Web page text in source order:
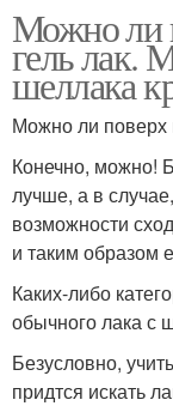
Можно ли
гель лак.
шеллака
Можно ли поверх
Конечно, можно!
лучше, а в
возможности
и таким образом
Каких-либо
обычного лака с
Безусловно,
придтся искать